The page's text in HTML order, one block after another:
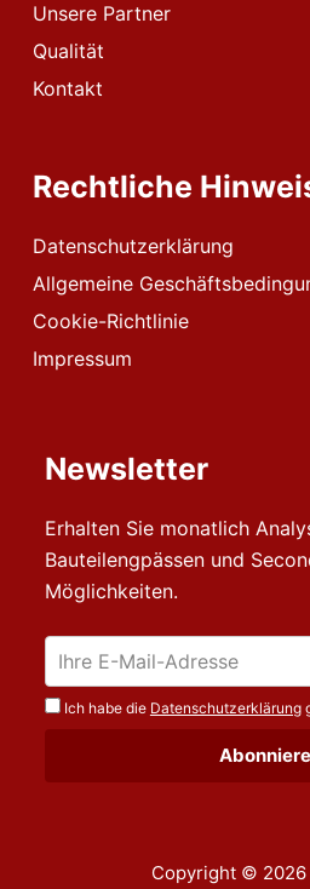
Unsere Partner
Qualität
Kontakt
Rechtliche
Datenschutzerklärung
Allgemeine
Cookie-Richtlinie
Impressum
Newsletter
Erhalten Sie monatlich
Bauteilengpässen und
Möglichkeiten.
Ich habe die Datenschutzerklärung
Copyright © 2026